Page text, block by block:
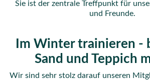
Sie ist der zentrale Treffpunkt für
und Freunde.
Im Winter trainieren -
Sand und Teppich
Wir sind sehr stolz darauf unseren